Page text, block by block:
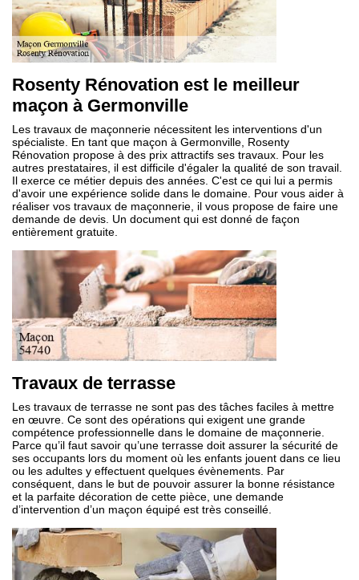
Rosenty Rénovation est le meilleur
maçon à Germonville
Les travaux de maçonnerie nécessitent les interventions d'un
spécialiste. En tant que maçon à Germonville, Rosenty
Rénovation propose à des prix attractifs ses travaux. Pour les
autres prestataires, il est difficile d'égaler la qualité de son travail.
Il exerce ce métier depuis des années. C'est ce qui lui a permis
d'avoir une expérience solide dans le domaine. Pour vous aider à
réaliser vos travaux de maçonnerie, il vous propose de faire une
demande de devis. Un document qui est donné de façon
entièrement gratuite.
Travaux de terrasse
Les travaux de terrasse ne sont pas des tâches faciles à mettre
en œuvre. Ce sont des opérations qui exigent une grande
compétence professionnelle dans le domaine de maçonnerie.
Parce qu’il faut savoir qu’une terrasse doit assurer la sécurité de
ses occupants lors du moment où les enfants jouent dans ce lieu
ou les adultes y effectuent quelques évènements. Par
conséquent, dans le but de pouvoir assurer la bonne résistance
et la parfaite décoration de cette pièce, une demande
d’intervention d’un maçon équipé est très conseillé.